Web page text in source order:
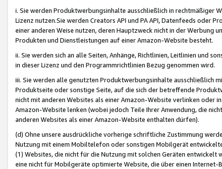
i. Sie werden Produktwerbungsinhalte ausschließlich in rechtmäßiger
Lizenz nutzen.Sie werden Creators API und PA API, Datenfeeds oder
einer anderen Weise nutzen, deren Hauptzweck nicht in der Werbung
Produkten und Dienstleistungen auf einer Amazon-Website besteht.
ii. Sie werden sich an alle Seiten, Anhänge, Richtlinien, Leitlinien und
in dieser Lizenz und den Programmrichtlinien Bezug genommen wird.
iii. Sie werden alle genutzten Produktwerbungsinhalte ausschließlich
Produktseite oder sonstige Seite, auf die sich der betreffende
nicht mit anderen Websites als einer Amazon-Website verlinken oder
Amazon-Website lenken (wobei jedoch Teile Ihrer Anwendung, die
anderen Websites als einer Amazon-Website enthalten dürfen).
(d) Ohne unsere ausdrückliche vorherige schriftliche Zustimmung
Nutzung mit einem Mobiltelefon oder sonstigen Mobilgerät
(1) Websites, die nicht für die Nutzung mit solchen Geräten
eine nicht für Mobilgeräte optimierte Website, die über einen